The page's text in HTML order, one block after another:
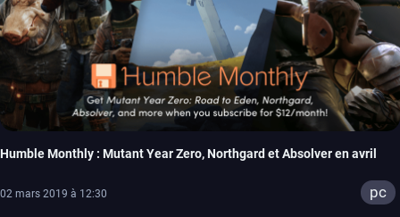
Humble Monthly : Mutant Year Zero, Northgard et Absolver en avril
02 mars 2019 à 12:30 pc